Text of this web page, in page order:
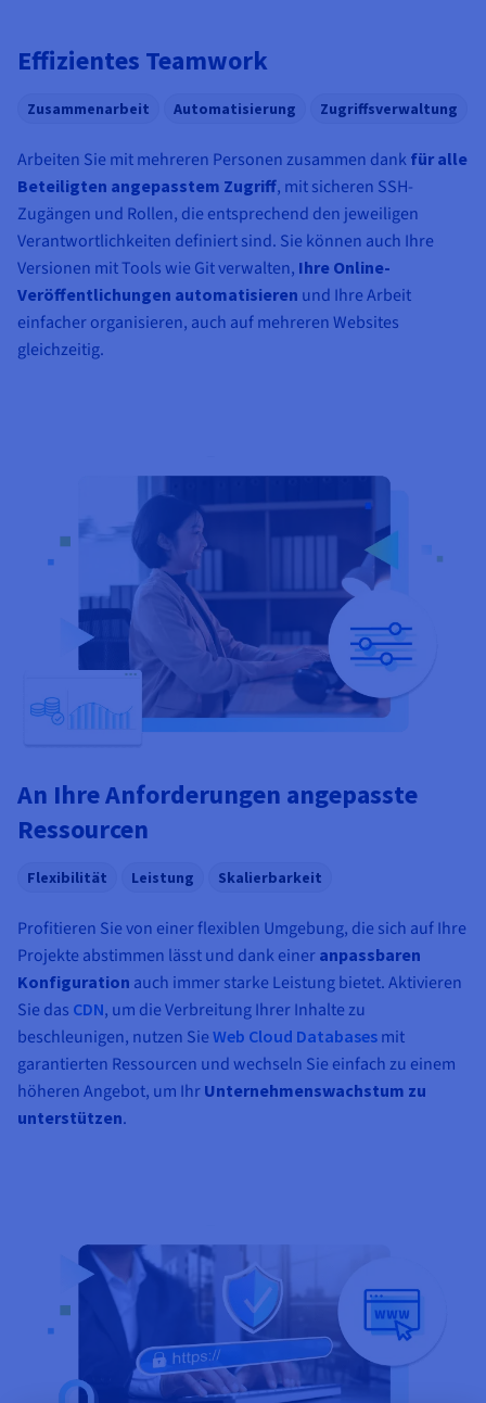
Effizientes Teamwork
Zusammenarbeit Automatisierung Zugriffsverwaltung
Arbeiten Sie mit mehreren Personen zusammen dank für alle
Beteiligten angepasstem Zugriff, mit sicheren SSH-
Zugängen und Rollen, die entsprechend den jeweiligen
Verantwortlichkeiten definiert sind. Sie können auch Ihre
Versionen mit Tools wie Git verwalten, Ihre Online-
Veröffentlichungen automatisieren und Ihre Arbeit
einfacher organisieren, auch auf mehreren Websites
gleichzeitig.
An Ihre Anforderungen angepasste
Ressourcen
Flexibilität Leistung Skalierbarkeit
Profitieren Sie von einer flexiblen Umgebung, die sich auf Ihre
Projekte abstimmen lässt und dank einer anpassbaren
Konfiguration auch immer starke Leistung bietet. Aktivieren
Sie das CDN, um die Verbreitung Ihrer Inhalte zu
beschleunigen, nutzen Sie Web Cloud Databases mit
garantierten Ressourcen und wechseln Sie einfach zu einem
höheren Angebot, um Ihr Unternehmenswachstum zu
unterstützen.